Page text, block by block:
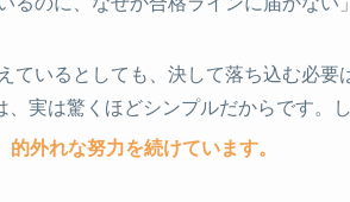
ているとしても、決して落ち込む必
実は驚くほどシンプルだからです。
的外れな努力を続けています。